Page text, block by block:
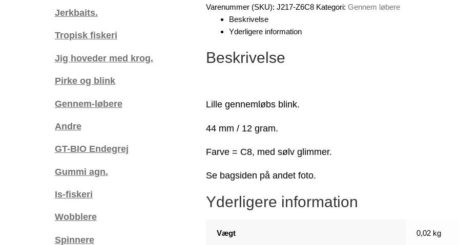
(C8)
antal
Varenummer (SKU): J217-Z6C8 Kategori: Gennem løbere
Beskrivelse
Yderligere information
Beskrivelse
Lille gennemløbs blink.
44 mm / 12 gram.
Farve = C8, med sølv glimmer.
Se bagsiden på andet foto.
Yderligere information
Vægt 0,02 kg
Jerkbaits.
Tropisk fiskeri
Jig hoveder med krog.
Pirke og blink
Gennem-løbere
Andre
GT-BIO Endegrej
Gummi agn.
Is-fiskeri
Wobblere
Spinnere